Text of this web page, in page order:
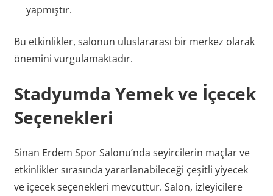
yapmıştır.
Bu etkinlikler, salonun uluslararası bir merkez olarak
önemini vurgulamaktadır.
Stadyumda Yemek ve İçecek
Seçenekleri
Sinan Erdem Spor Salonu’nda seyircilerin maçlar ve
etkinlikler sırasında yararlanabileceği çeşitli yiyecek
ve içecek seçenekleri mevcuttur. Salon, izleyicilere